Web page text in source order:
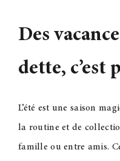
Contact
Des
dette, c’est
L’été est une saison
la routine et de
famille ou entre amis.